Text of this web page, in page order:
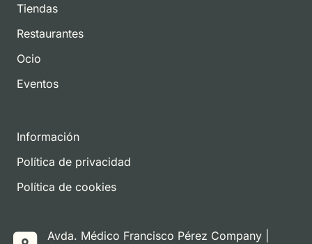
Tiendas
Restaurantes
Ocio
Eventos
Información
Política de privacidad
Política de cookies
Avda. Médico Francisco Pérez Company |